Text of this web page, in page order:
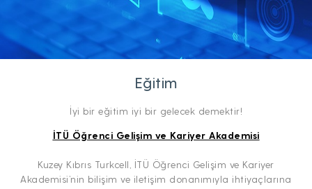
Eğitim
İyi bir eğitim iyi bir gelecek demektir!
İTÜ Öğrenci Gelişim ve Kariyer Akademisi
Kuzey Kıbrıs Turkcell, İTÜ Öğrenci Gelişim ve Kariyer
Akademisi’nin bilişim ve iletişim donanımıyla ihtiyaçlarına